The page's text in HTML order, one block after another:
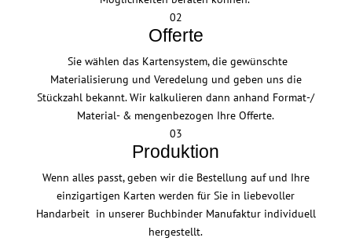
02
Offerte
Sie wählen das Kartensystem, die gewünschte
Materialisierung und Veredelung und geben uns die
Stückzahl bekannt. Wir kalkulieren dann anhand Format-/
Material- & mengenbezogen Ihre Offerte.
03
Produktion
Wenn alles passt, geben wir die Bestellung auf und Ihre
einzigartigen Karten werden für Sie in liebevoller
Handarbeit in unserer Buchbinder Manufaktur individuell
hergestellt.